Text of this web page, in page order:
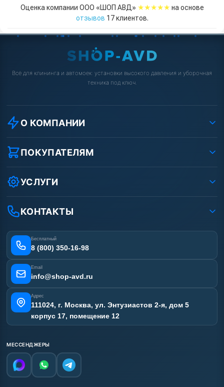
Оценка компании ООО «ШОП АВД» ★★★★★ на основе
отзывов 17клиентов.
Всё для клининга и автомоек: установки высокого давления и уборочная
техника под ключ.
О КОМПАНИИ
О компании
Реквизиты ООО «Шоп АВД»
Условия соглашения
Вакансии
Статьи
ПОКУПАТЕЛЯМ
Как заказать?
Оплата
Лизинг
Получить скидку
УСЛУГИ
Услуги
Аренда АВД
Сертификаты
Наши работы
Карта сайта
КОНТАКТЫ
Бесплатный
8 (800) 350-16-98
Email
info@shop-avd.ru
Адрес
111024, г. Москва, ул. Энтузиастов 2-я, дом 5
корпус 17, помещение 12
МЕССЕНДЖЕРЫ